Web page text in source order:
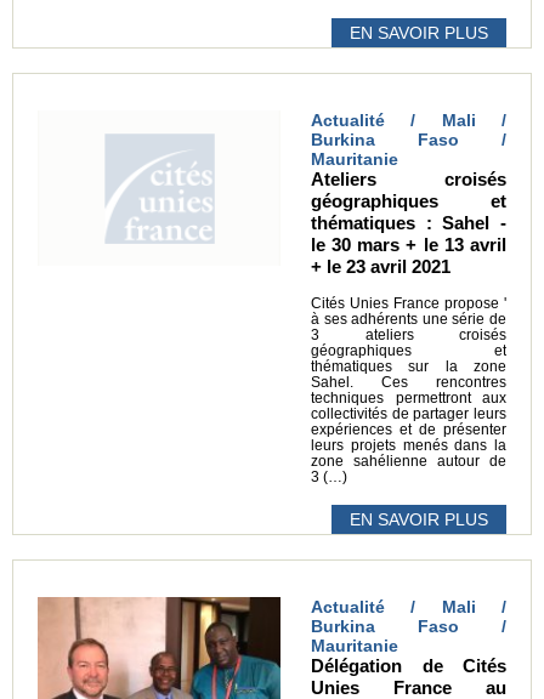
EN SAVOIR PLUS
Actualité / Mali /
Burkina Faso /
Mauritanie
Ateliers croisés
géographiques et
thématiques : Sahel -
le 30 mars + le 13 avril
+ le 23 avril 2021
Cités Unies France propose '
à ses adhérents une série de
3 ateliers croisés
géographiques et
thématiques sur la zone
Sahel. Ces rencontres
techniques permettront aux
collectivités de partager leurs
expériences et de présenter
leurs projets menés dans la
zone sahélienne autour de
3 (…)
EN SAVOIR PLUS
Actualité / Mali /
Burkina Faso /
Mauritanie
Délégation de Cités
Unies France au